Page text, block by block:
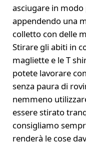
asciugare in
appendendo una
colletto con delle
Stirare gli abiti in
magliette e le T
potete lavorare
senza paura di
nemmeno
essere stirato
consigliamo
renderà le cose